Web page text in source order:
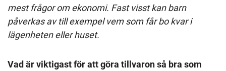
mest frågor om ekonomi. Fast visst kan barn
påverkas av till exempel vem som får bo kvar i
lägenheten eller huset.
Vad är viktigast för att göra tillvaron så bra som